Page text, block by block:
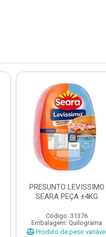
PRESUNTO LEVISSIMO
SEARA PEÇA ±4KG
Código: 31376
Embalagem: Quilograma
Produto de peso variável